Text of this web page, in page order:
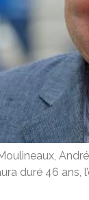
duré 46 ans,